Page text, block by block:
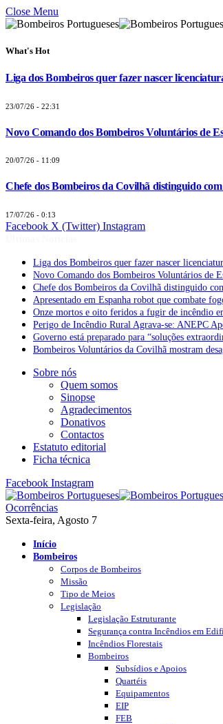
Close Menu
What's Hot
Liga dos Bombeiros quer fazer nascer
23/07/26 - 22:31
Novo Comando dos Bombeiros Voluntários de
20/07/26 - 11:09
Chefe dos Bombeiros da Covilhã distinguido
17/07/26 - 0:13
Facebook X (Twitter) Instagram
Liga dos Bombeiros quer fazer nascer
Novo Comando dos Bombeiros Voluntários de
Chefe dos Bombeiros da Covilhã distinguido
Apresentado em Espanha robot que combate
Onze mortos e oito feridos a fugir de incêndio
Perigo de Incêndio Rural Agrava-se: ANEPC
Governo está preparado para “soluções
Bombeiros Voluntários da Covilhã mostram
Sobre nós
Quem somos
Sinopse
Agradecimentos
Donativos
Contactos
Estatuto editorial
Ficha técnica
Facebook Instagram
Ocorrências
Sexta-feira, Agosto 7
Início
Bombeiros
Corpos de Bombeiros
Missão
Tipo de Meios
Legislação
Legislação Estruturante
Segurança contra Incêndios em
Incêndios Florestais
Bombeiros
Subsídios e Apoios
Quartéis
Equipamentos
EIP
FEB